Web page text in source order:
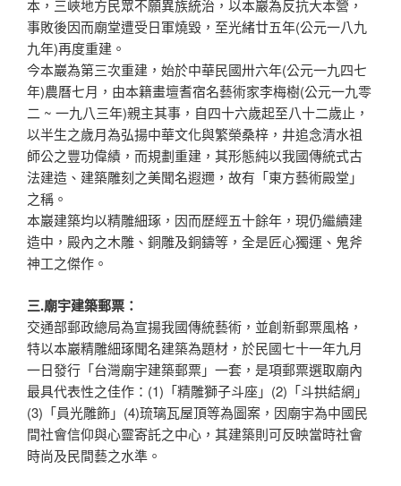
本，三峽地方民眾不願異族統治，以本巖為反抗大本營，
事敗後因而廟堂遭受日軍燒毀，至光緒廿五年(公元一八九
九年)再度重建。
今本巖為第三次重建，始於中華民國卅六年(公元一九四七
年)農曆七月，由本籍畫壇耆宿名藝術家李梅樹(公元一九零
二 ~ 一九八三年)親主其事，自四十六歲起至八十二歲止，
以半生之歲月為弘揚中華文化與繁榮桑梓，井追念清水祖
師公之豐功偉績，而規劃重建，其形態純以我國傳統式古
法建造、建築雕刻之美聞名遐邇，故有「東方藝術殿堂」
之稱。
本巖建築均以精雕細琢，因而歷經五十餘年，現仍繼續建
造中，殿內之木雕、銅雕及銅鑄等，全是匠心獨運、鬼斧
神工之傑作。
三.廟宇建築郵票：
交通部郵政總局為宣揚我國傳統藝術，並創新郵票風格，
特以本巖精雕細琢聞名建築為題材，於民國七十一年九月
一日發行「台灣廟宇建築郵票」一套，是項郵票選取廟內
最具代表性之佳作：(1)「精雕獅子斗座」(2)「斗拱結網」
(3)「員光雕飾」(4)琉璃瓦屋頂等為圖案，因廟宇為中國民
間社會信仰與心靈寄託之中心，其建築則可反映當時社會
時尚及民間藝之水準。